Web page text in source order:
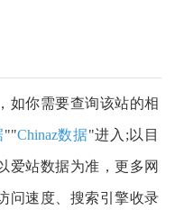
如你需要查询该站的相
""Chinaz数据"进入;以目
爱站数据为准，更多网
问速度、搜索引擎收录